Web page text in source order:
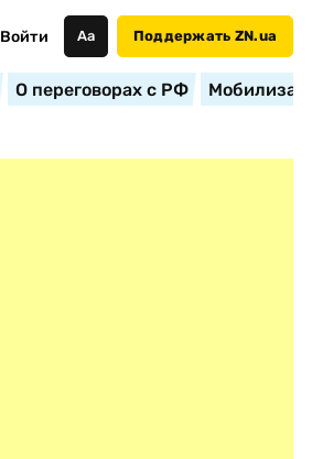
Войти Аа Поддержать ZN.ua
О переговорах с РФ